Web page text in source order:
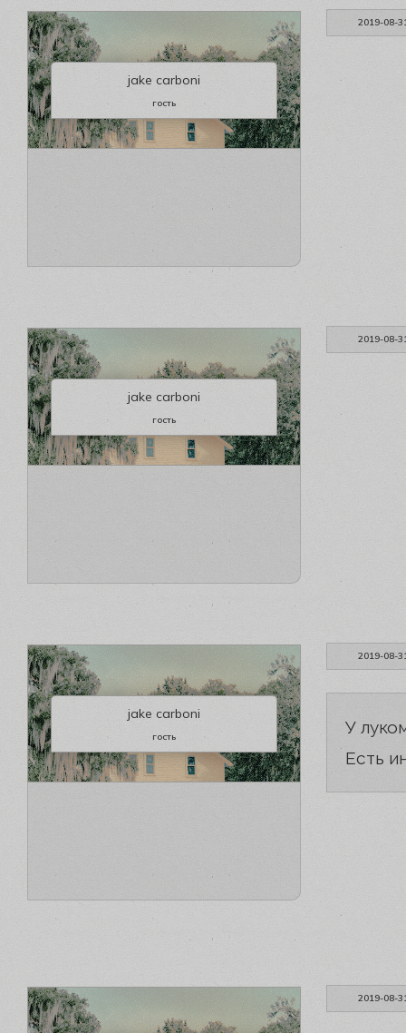
2019-08-
jake carboni
гость
2019-08-
jake carboni
гость
2019-08-
jake carboni
гость
У
Есть
2019-08-